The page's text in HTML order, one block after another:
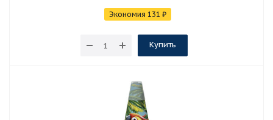
Экономия 131 ₽
Купить